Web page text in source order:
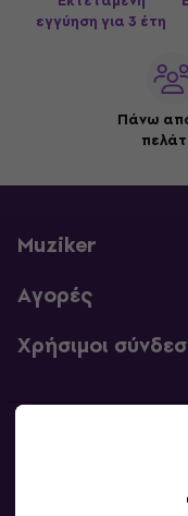
εγγύηση για 3 έτη
Πάνω
Muziker
Αγορές
Χρήσιμοι